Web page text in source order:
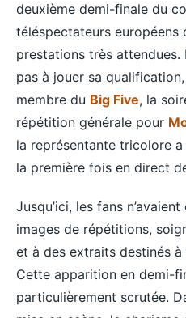
deuxième demi-finale du
téléspectateurs européens
prestations très attendues.
pas à jouer sa
membre du Big Five, la
répétition générale pour
la représentante tricolore
la première fois en direct
Jusqu’ici, les fans
images de répétitions,
et à des extraits destinés à
Cette apparition en demi-
particulièrement scrutée.